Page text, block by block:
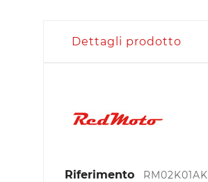
Dettagli prodotto
Riferimento RM02K01AK